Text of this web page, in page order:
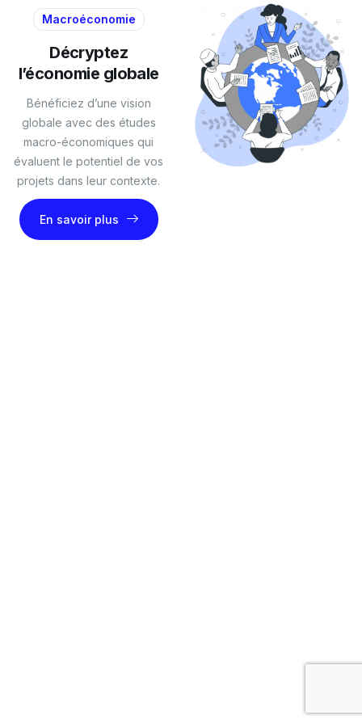
Macroéconomie
Décryptez
l’économie globale
Bénéficiez d’une vision
globale avec des études
macro-économiques qui
évaluent le potentiel de vos
projets dans leur contexte.
En savoir plus